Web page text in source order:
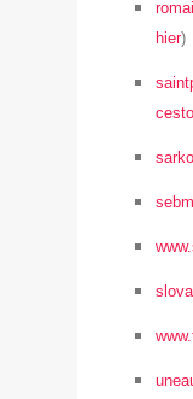
hier)